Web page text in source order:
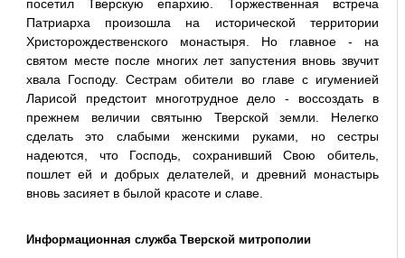
посетил Тверскую епархию. Торжественная встреча
Патриарха произошла на исторической территории
Христорождественского монастыря. Но главное - на
святом месте после многих лет запустения вновь звучит
хвала Господу. Сестрам обители во главе с игуменией
Ларисой предстоит многотрудное дело - воссоздать в
прежнем величии святыню Тверской земли. Нелегко
сделать это слабыми женскими руками, но сестры
надеются, что Господь, сохранивший Свою обитель,
пошлет ей и добрых делателей, и древний монастырь
вновь засияет в былой красоте и славе.
Информационная служба Тверской митрополии